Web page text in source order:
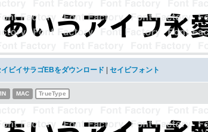
ビイサラゴEBをダウンロード セイビフォント
MAC TrueType